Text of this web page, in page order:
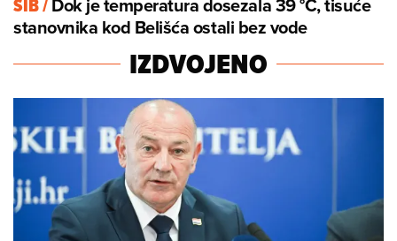
SIB/
stanovnika kod Belišća ostali bez vode
IZDVOJENO